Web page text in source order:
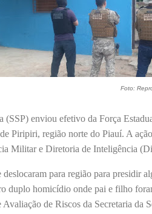
Foto:
(SSP) enviou efetivo da Força
Piripiri, região norte do Piauí. A
Militar e Diretoria de Inteligência
para região para presidir
duplo homicídio onde pai e filho
de Riscos da Secretaria da